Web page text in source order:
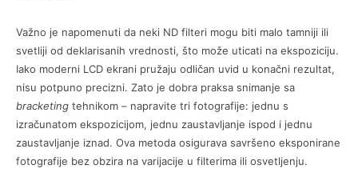
Važno je napomenuti da neki ND filteri mogu biti malo tamniji ili
svetliji od deklarisanih vrednosti, što može uticati na ekspoziciju.
Iako moderni LCD ekrani pružaju odličan uvid u konačni rezultat,
nisu potpuno precizni. Zato je dobra praksa snimanje sa
bracketing tehnikom – napravite tri fotografije: jednu s
izračunatom ekspozicijom, jednu zaustavljanje ispod i jednu
zaustavljanje iznad. Ova metoda osigurava savršeno eksponirane
fotografije bez obzira na varijacije u filterima ili osvetljenju.